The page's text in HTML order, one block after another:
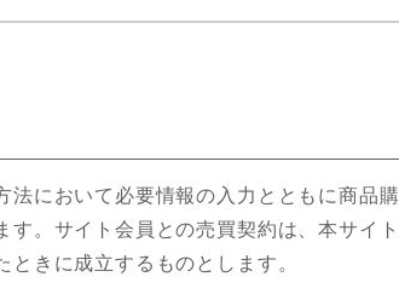
において必要情報の入力とともに商品
。サイト会員との売買契約は、本サイ
きに成立するものとします。